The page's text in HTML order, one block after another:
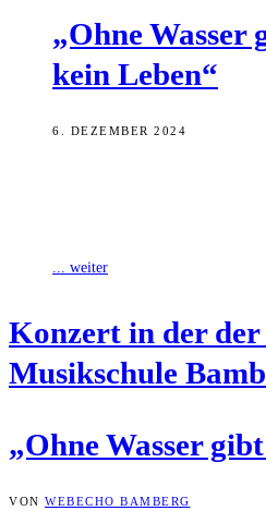
„Ohne Was­ser
kein Leben“
6. DEZEMBER 2024
... weiter
Kon­zert in der der
Musik­schu­le
„Ohne Was­ser
VON WEBECHO BAMBERG